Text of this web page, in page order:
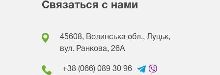
Связаться с нами
45608, Волинська обл., Луцьк,
вул. Ранкова, 26A
+38 (066) 089 30 96